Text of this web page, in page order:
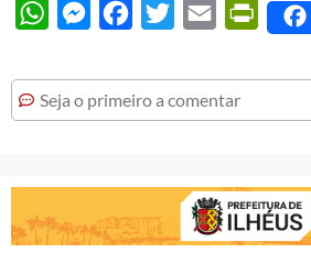
WhatsAppMessengerFacebook
Twitter Email
Seja o primeiro a comentar